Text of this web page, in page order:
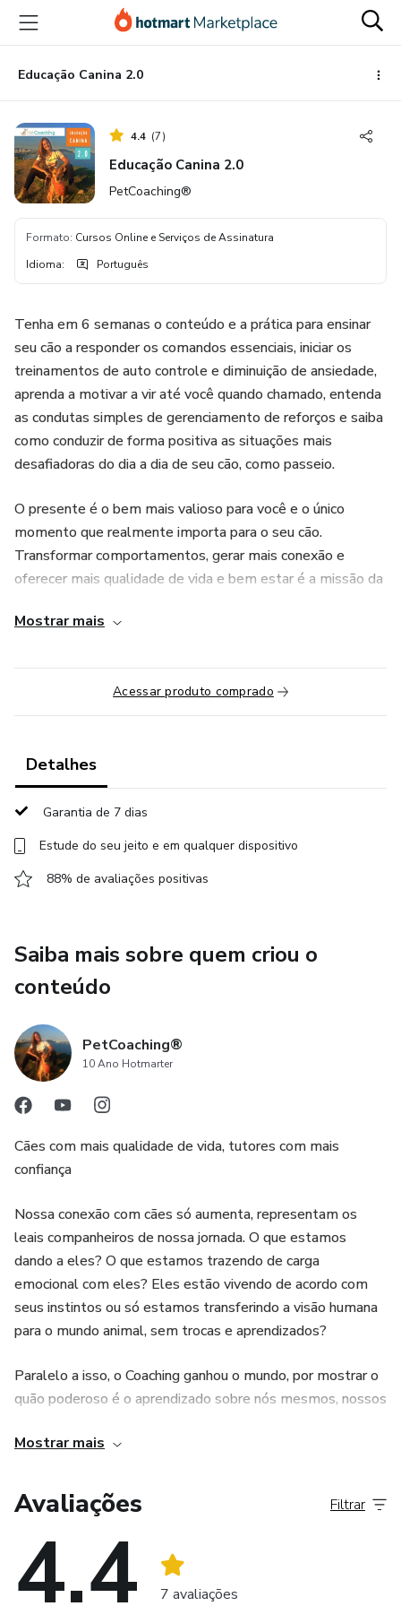
para
conteúdo
principal
para
pagamento
para
rodapé
Educação Canina 2.0
4.4 (7)
Educação Canina 2.0
PetCoaching®
Formato: Cursos Online e Serviços de Assinatura
Idioma: Português
Tenha em 6 semanas o conteúdo e a prática para ensinar
seu cão a responder os comandos essenciais, iniciar os
treinamentos de auto controle e diminuição de ansiedade,
aprenda a motivar a vir até você quando chamado, entenda
as condutas simples de gerenciamento de reforços e saiba
como conduzir de forma positiva as situações mais
desafiadoras do dia a dia de seu cão, como passeio.
O presente é o bem mais valioso para você e o único
momento que realmente importa para o seu cão.
Transformar comportamentos, gerar mais conexão e
oferecer mais qualidade de vida e bem estar é a missão da
começar uma relação que irá ser lembrada por toda a sua
Mostrar mais
Acessar produto comprado
Detalhes
Garantia de 7 dias
Estude do seu jeito e em qualquer dispositivo
88% de avaliações positivas
Saiba mais sobre quem criou o
conteúdo
PetCoaching®
10 Ano Hotmarter
Cães com mais qualidade de vida, tutores com mais
confiança
Nossa conexão com cães só aumenta, representam os
leais companheiros de nossa jornada. O que estamos
dando a eles? O que estamos trazendo de carga
emocional com eles? Eles estão vivendo de acordo com
seus instintos ou só estamos transferindo a visão humana
para o mundo animal, sem trocas e aprendizados?
Paralelo a isso, o Coaching ganhou o mundo, por mostrar o
quão poderoso é o aprendizado sobre nós mesmos, nossos
dias, nossas vidas.
E é com a convicção que estes dois mundos se conectam
que PetCoaching ganhou sentido: para mudar nossos pets,
precisamos mudar, antes de tudo, a forma como
enxergamos os cães e o verdadeiro processo de mudança
comportamental, que exige clareza e
Mostrar mais
Avaliações
4.4 7 avaliações
Filtrar